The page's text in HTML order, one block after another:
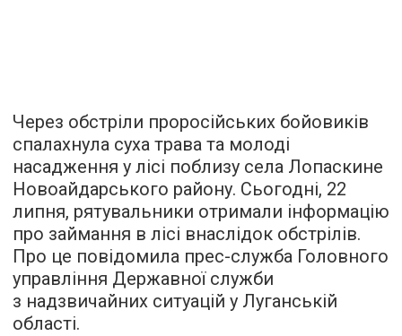
Через обстріли проросійських бойовиків
спалахнула суха трава та молоді
насадження у лісі поблизу села Лопаскине
Новоайдарського району. Сьогодні, 22
липня, рятувальники отримали інформацію
про займання в лісі внаслідок обстрілів.
Про це повідомила прес-служба Головного
управління Державної служби
з надзвичайних ситуацій у Луганській
області.